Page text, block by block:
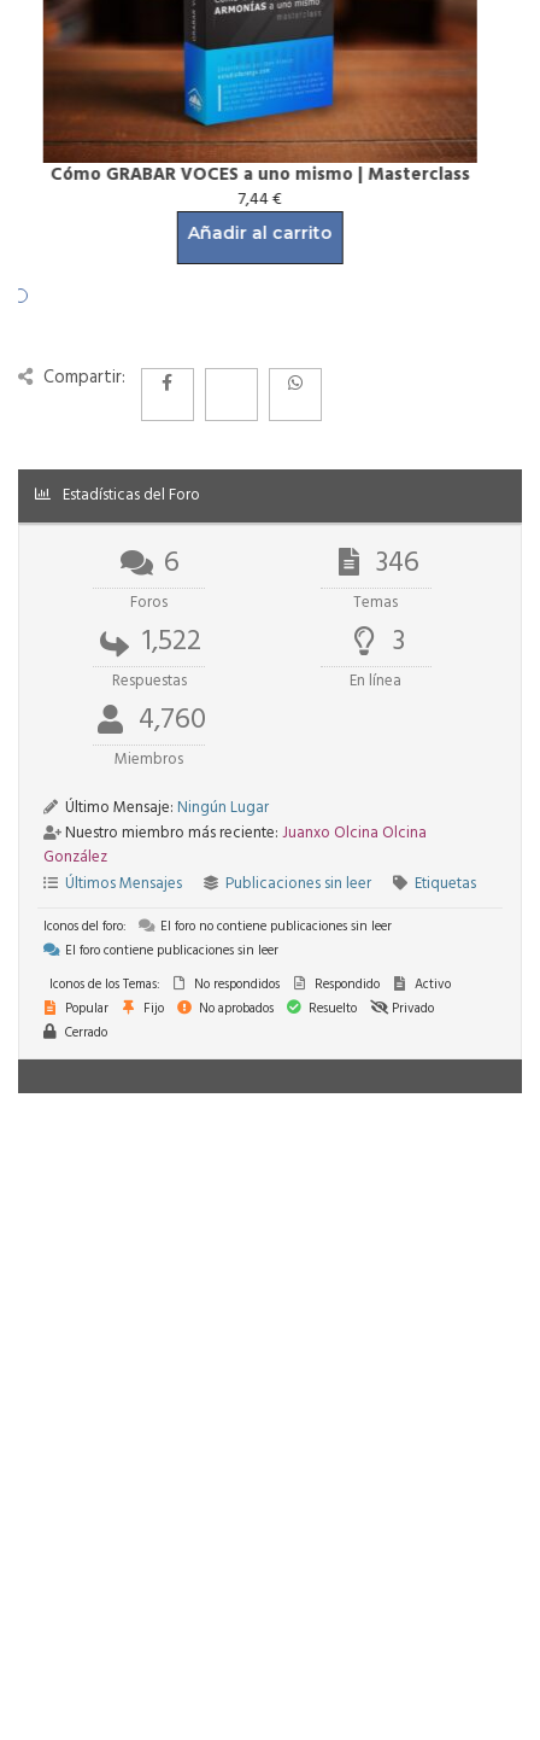
MASTERING con PLUGINS GRATUITOS | Masterclass
7,44
Añadir al carrito
Compartir:
Estadísticas del Foro
6
Foros
346
Temas
1,522
Respuestas
3
En línea
4,760
Miembros
Último Mensaje: Ningún Lugar
Nuestro miembro más reciente:Juanxo Olcina Olcina
González
Últimos Mensajes
Publicaciones sin leer Etiquetas
Iconos del foro:
El foro no contiene publicaciones sin leer
El foro contiene publicaciones sin leer
Iconos de los Temas:
No respondidos Respondido
Activo
Popular
Fijo No aprobados Resuelto
Privado
Cerrado